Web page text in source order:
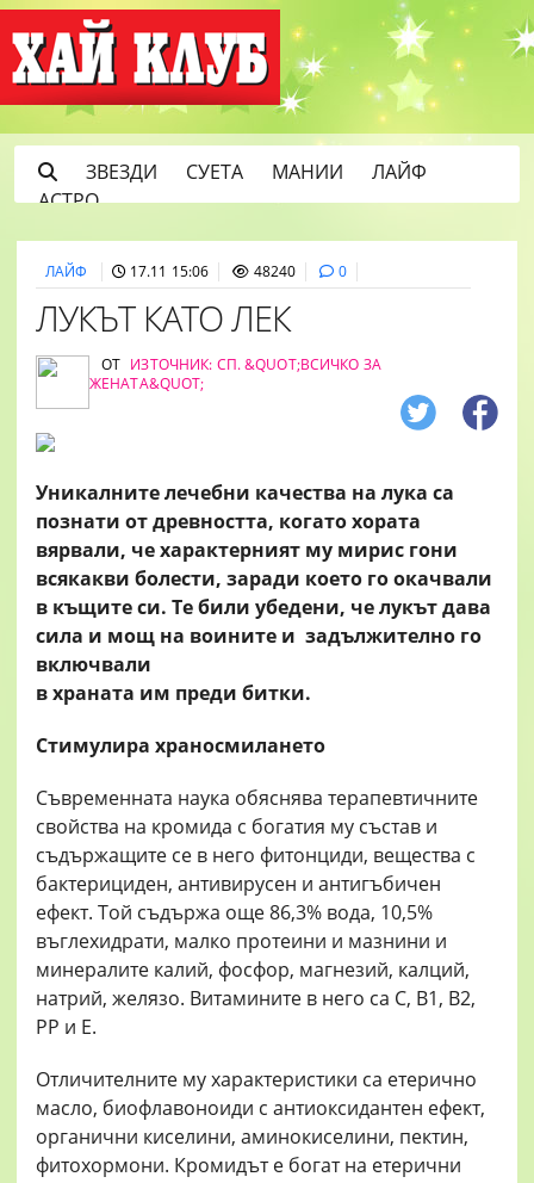
ЗВЕЗДИ СУЕТА МАНИИ
ЛАЙФ
АСТРО
ЛАЙФ 17.11 15:06 48240 0
ЛУКЪТ КАТО ЛЕК
ОТ ИЗТОЧНИК: СП. &QUOT;ВСИЧКО ЗА
ЖЕНАТА&QUOT;
Уникалните лечебни качества на лука са
познати от древността, когато хората
вярвали, че характерният му мирис гони
всякакви болести, заради което го окачвали
в къщите си. Те били убедени, че лукът дава
сила и мощ на воините и задължително го
включвали
в храната им преди битки.
Стимулира храносмилането
Съвременната наука обяснява терапевтичните
свойства на кромида с богатия му състав и
съдържащите се в него фитонциди, вещества с
бактерициден, антивирусен и антигъбичен
ефект. Той съдържа още 86,3% вода, 10,5%
въглехидрати, малко протеини и мазнини и
минералите калий, фосфор, магнезий, калций,
натрий, желязо. Витамините в него са С, В1, В2,
РР и Е.
Отличителните му характеристики са етерично
масло, биофлавоноиди с антиоксидантен ефект,
органични киселини, аминокиселини, пектин,
фитохормони. Кромидът е богат на етерични